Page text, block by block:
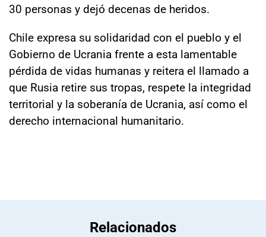
30 personas y dejó decenas de heridos.
Chile expresa su solidaridad con el pueblo y el
Gobierno de Ucrania frente a esta lamentable
pérdida de vidas humanas y reitera el llamado a
que Rusia retire sus tropas, respete la integridad
territorial y la soberanía de Ucrania, así como el
derecho internacional humanitario.
Relacionados